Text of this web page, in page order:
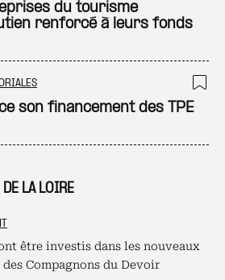
DE LA LOIRE
être investis dans les nouveaux
Compagnons du Devoir
du tourisme
renforcé à leurs fonds
son financement des TPE